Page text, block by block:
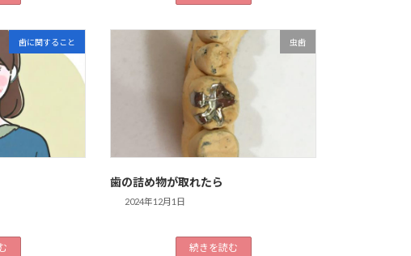
歯に関すること 虫歯
歯の詰め物が取れたら
2024年12月1日
続きを読む